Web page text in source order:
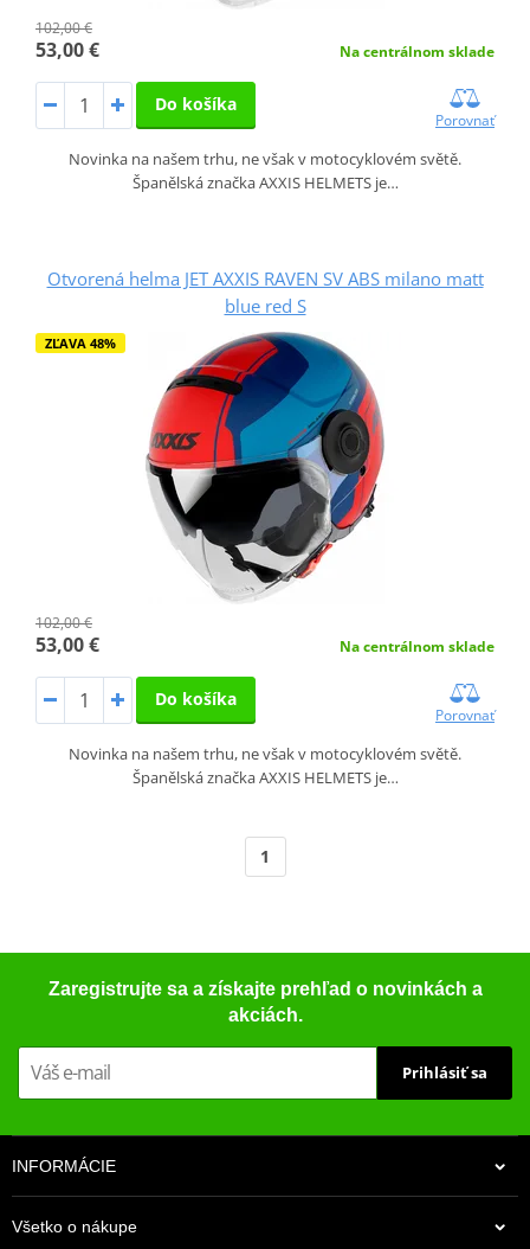
102,00 €
53,00 € Na centrálnom sklade
Do košíka
Porovnať
Novinka na našem trhu, ne však v motocyklovém světě.
Španělská značka AXXIS HELMETS je…
Otvorená helma JET AXXIS RAVEN SV ABS milano matt
blue red S
ZĽAVA 48%
102,00 €
53,00 € Na centrálnom sklade
Do košíka
Porovnať
Novinka na našem trhu, ne však v motocyklovém světě.
Španělská značka AXXIS HELMETS je…
1
Zaregistrujte sa a získajte prehľad o novinkách a
akciách.
Prihlásiť sa
INFORMÁCIE
Všetko o nákupe